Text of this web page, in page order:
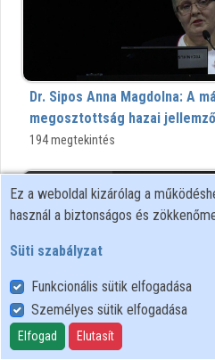
Dr. Sipos Anna Magdolna: A
megosztottság hazai
tükrében
194 megtekintés
Ez a weboldal kizárólag a
használ a biztonságos és
Süti szabályzat
Funkcionális sütik elfogadása
Személyes sütik elfogadása
Elfogad Elutasít